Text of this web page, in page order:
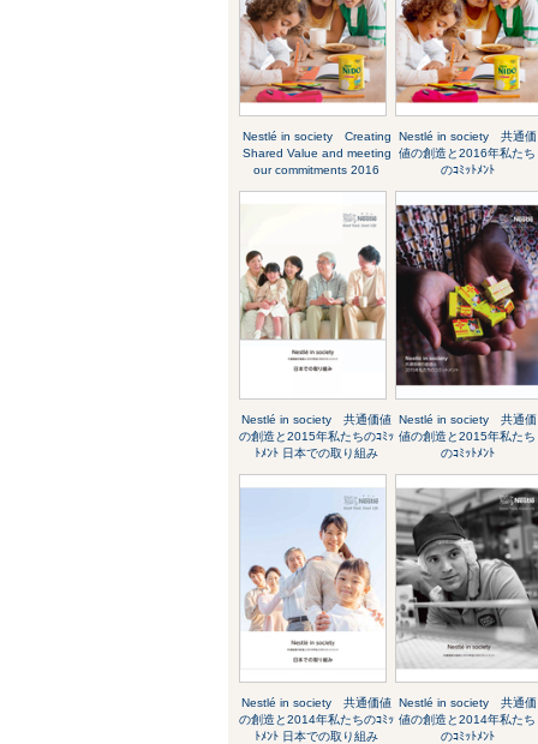
Nestlé in society Creating
Shared Value and meeting
our commitments 2016
Nestlé in society 共通価
値の創造と2016年私たち
のｺﾐｯﾄﾒﾝﾄ
Nestlé in society 共通価値
の創造と2015年私たちのｺﾐｯ
ﾄﾒﾝﾄ 日本での取り組み
Nestlé in society 共通価
値の創造と2015年私たち
のｺﾐｯﾄﾒﾝﾄ
Nestlé in society 共通価値
の創造と2014年私たちのｺﾐｯ
ﾄﾒﾝﾄ 日本での取り組み
Nestlé in society 共通価
値の創造と2014年私たち
のｺﾐｯﾄﾒﾝﾄ